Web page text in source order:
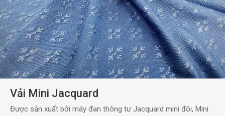
Vải Mini Jacquard
Được sản xuất bởi máy đan thông tư Jacquard mini đôi, Mini